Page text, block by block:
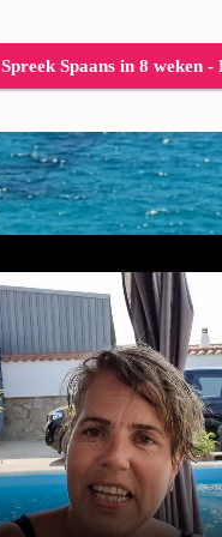
Spreek Spaans in 8 weken